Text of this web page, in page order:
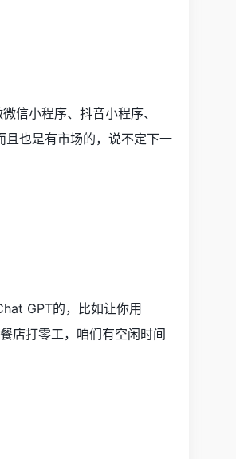
信小程序、抖音小程序、
且也是有市场的，说不定下一
GPT的，比如让你用
店打零工，咱们有空闲时间